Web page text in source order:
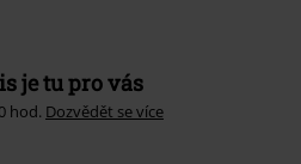
je tu pro vás
hod. Dozvědět se více